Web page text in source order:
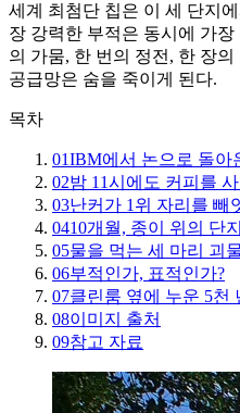
세계 최첨단 칩은 이 세 단지
장 강력한 부적은 동시에 가
의 가뭄, 한 번의 정전, 한 장
공급망은 숨을 죽이게 된다.
목차
01IBM에서 논으로 돌아
02밤 11시에도 커피를
03난커가 1위 자리를 빼
0410개월, 종이 위의 단
05물을 먹는 세 마리 괴
06부적인가, 표적인가?
07클린룸 옆에 누운 5천
08이미지 출처
09참고 자료